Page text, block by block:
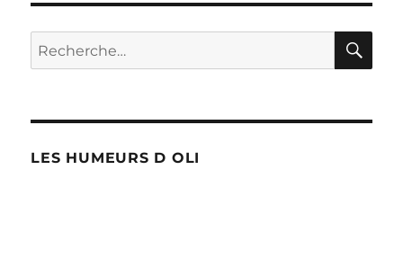
Recherche
pour :
LES HUMEURS D OLI